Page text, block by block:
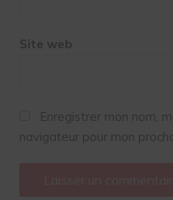
Site web
Enregistrer mon nom,
navigateur pour mon